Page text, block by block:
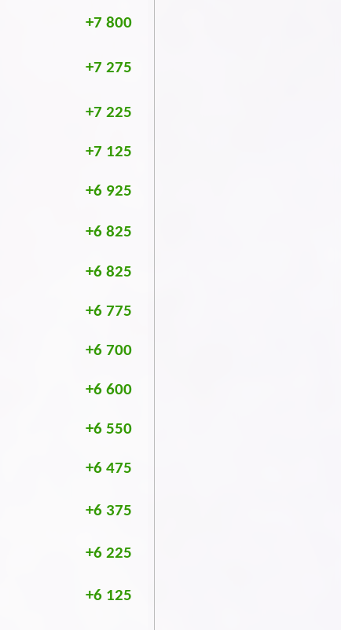
+7 800
+7 275
+7 225
+7 125
+6 925
+6 825
+6 825
+6 775
+6 700
+6 600
+6 550
+6 475
+6 375
+6 225
+6 125